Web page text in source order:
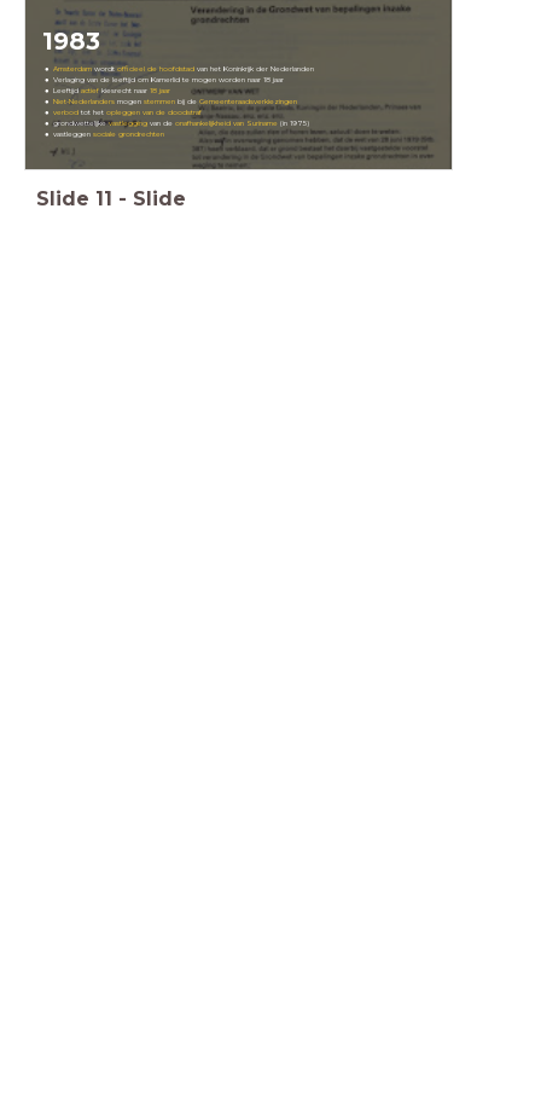
1983
Amsterdamwordt officieel de hoofdstadvan het Koninkrijk der Nederlanden
Verlaging van de leeftijd om Kamerlid te mogen worden naar 18 jaar
Leeftijd actiefkiesrecht naar 18 jaar
Niet-Nederlandersmogen stemmenbij de Gemeenteraadsverkiezingen
verbodtot het opleggen van de doodstraf
grondwettelijkevastleggingvan de onafhankelijkheid van Suriname(in 1975)
vastleggen sociale grondrechten
Slide 11 - Slide